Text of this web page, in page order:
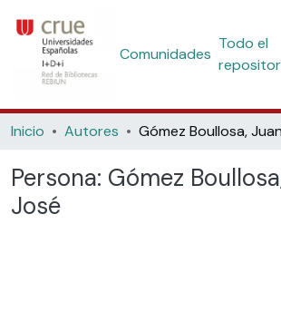
Comunidades
Todo el
Inicio Autores Gómez Boullosa,
Persona: Gómez
José